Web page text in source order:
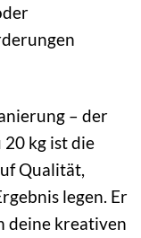
– der
kg ist die
Qualität,
legen. Er
deine kreativen